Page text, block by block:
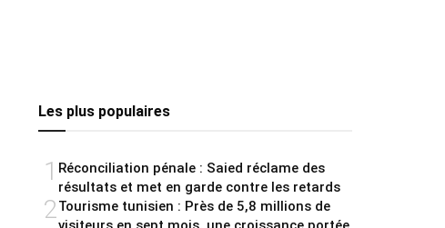
Les plus populaires
1 Réconciliation pénale : Saied réclame des
résultats et met en garde contre les retards
2Tourisme tunisien : Près de 5,8 millions de